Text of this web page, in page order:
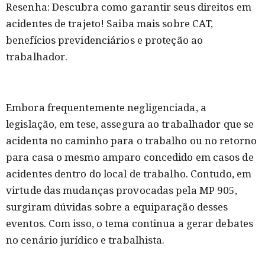
Resenha: Descubra como garantir seus direitos em
acidentes de trajeto! Saiba mais sobre CAT,
benefícios previdenciários e proteção ao
trabalhador.
Embora frequentemente negligenciada, a
legislação, em tese, assegura ao trabalhador que se
acidenta no caminho para o trabalho ou no retorno
para casa o mesmo amparo concedido em casos de
acidentes dentro do local de trabalho. Contudo, em
virtude das mudanças provocadas pela MP 905,
surgiram dúvidas sobre a equiparação desses
eventos. Com isso, o tema continua a gerar debates
no cenário jurídico e trabalhista.